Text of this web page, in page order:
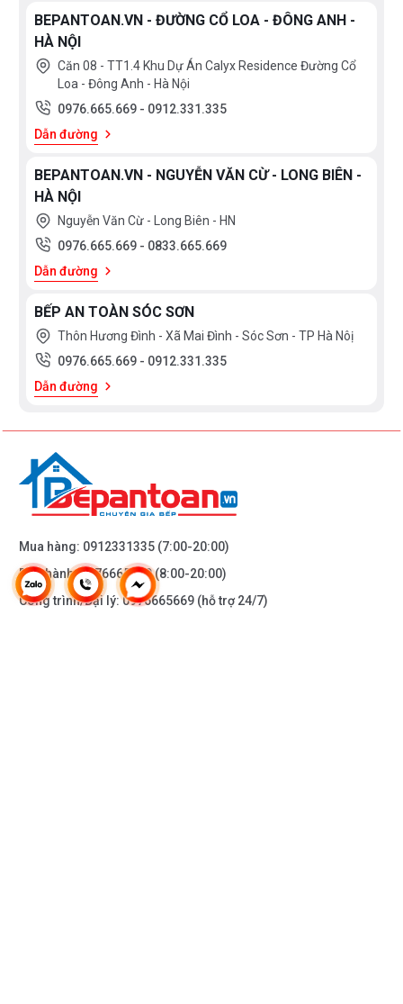
BEPANTOAN.VN - ĐƯỜNG CỔ LOA - ĐÔNG ANH -
HÀ NỘI
Căn 08 - TT1.4 Khu Dự Án Calyx Residence Đường Cổ
Loa - Đông Anh - Hà Nội
0976.665.669 - 0912.331.335
Dẫn đường
BEPANTOAN.VN - NGUYỄN VĂN CỪ - LONG BIÊN -
HÀ NỘI
Nguyễn Văn Cừ - Long Biên - HN
0976.665.669 - 0833.665.669
Dẫn đường
BẾP AN TOÀN SÓC SƠN
Thôn Hương Đình - Xã Mai Đình - Sóc Sơn - TP Hà Nôị
0976.665.669 - 0912.331.335
Dẫn đường
Mua hàng: 0912331335 (7:00-20:00)
Bảo hành:0976665669(8:00-20:00)
Công trình/Đại lý:0976665669 (hỗ trợ 24/7)